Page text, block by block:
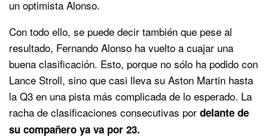
un optimista Alonso.
Con todo ello, se puede decir también que pese al
resultado, Fernando Alonso ha vuelto a cuajar una
buena clasificación. Esto, porque no sólo ha podido con
Lance Stroll, sino que casi lleva su Aston Martin hasta
la Q3 en una pista más complicada de lo esperado. La
racha de clasificaciones consecutivas por delante de
su compañero ya va por 23.